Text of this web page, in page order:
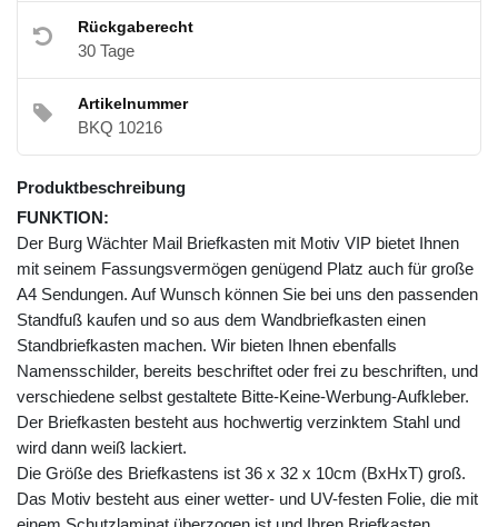
Rückgaberecht
30 Tage
Artikelnummer
BKQ 10216
Produktbeschreibung
FUNKTION:
Der Burg Wächter Mail Briefkasten mit Motiv VIP bietet Ihnen
mit seinem Fassungsvermögen genügend Platz auch für große
A4 Sendungen. Auf Wunsch können Sie bei uns den passenden
Standfuß kaufen und so aus dem Wandbriefkasten einen
Standbriefkasten machen. Wir bieten Ihnen ebenfalls
Namensschilder, bereits beschriftet oder frei zu beschriften, und
verschiedene selbst gestaltete Bitte-Keine-Werbung-Aufkleber.
Der Briefkasten besteht aus hochwertig verzinktem Stahl und
wird dann weiß lackiert.
Die Größe des Briefkastens ist 36 x 32 x 10cm (BxHxT) groß.
Das Motiv besteht aus einer wetter- und UV-festen Folie, die mit